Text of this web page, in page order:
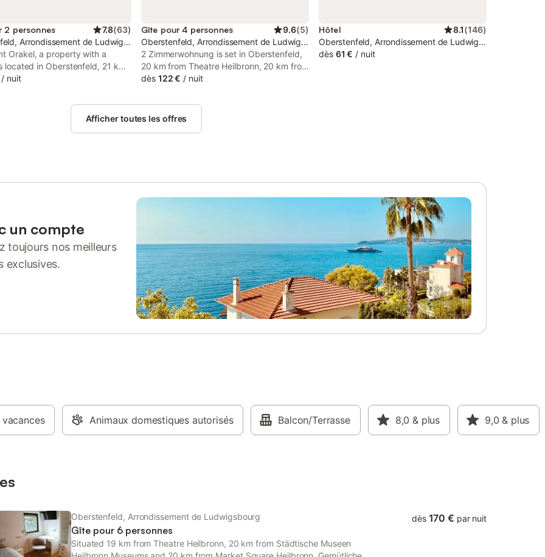
2 personnes 7.8(63)
Arrondissement de Ludwigsbourg
Orakel, a property with a
located in Oberstenfeld, 21 km
Heilbronn, 21 km from
Museen Heilbronn
nuit
Gîte pour 4 personnes 9.6(5)
Oberstenfeld, Arrondissement de Ludwigsbourg
2 Zimmerwohnung is set in Oberstenfeld,
20 km from Theatre Heilbronn, 20 km from
Train Station Ludwigsburg, and 20 km
Museums.
dès 122 € / nuit
Hôtel 8.1(146)
Oberstenfeld, Arrondissement de Ludwigsbourg
dès 61 € / nuit
Afficher toutes les offres
un compte
toujours nos meilleurs
exclusives.
Animaux domestiques autorisés Balcon/Terrasse 8,0 & plus 9,0 & plus
Oberstenfeld, Arrondissement de Ludwigsbourg
Gîte pour 6 personnes
Situated 19 km from Theatre Heilbronn, 20 km from Städtische Museen
dès 170 € par nuit